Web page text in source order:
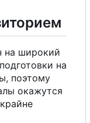
на широкий
на
поэтому
окажутся